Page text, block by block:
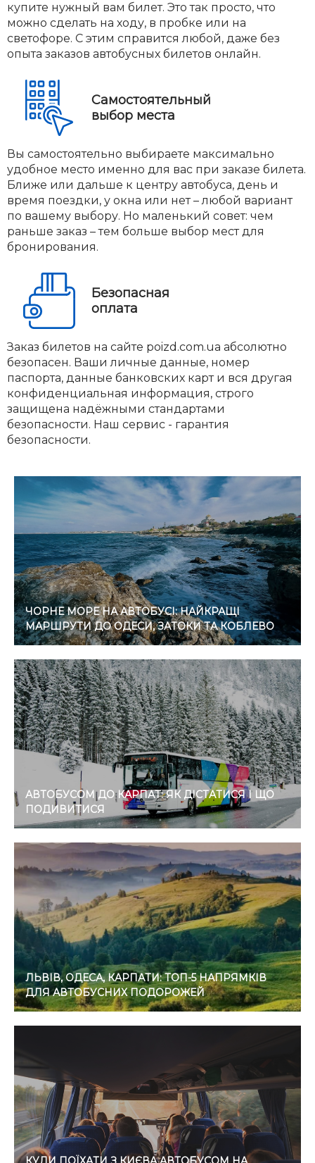
купите нужный вам билет. Это так просто, что
можно сделать на ходу, в пробке или на
светофоре. С этим справится любой, даже без
опыта заказов автобусных билетов онлайн.
Самостоятельный
выбор места
Вы самостоятельно выбираете максимально
удобное место именно для вас при заказе билета.
Ближе или дальше к центру автобуса, день и
время поездки, у окна или нет – любой вариант
по вашему выбору. Но маленький совет: чем
раньше заказ – тем больше выбор мест для
бронирования.
Безопасная
оплата
Заказ билетов на сайте poizd.com.ua абсолютно
безопасен. Ваши личные данные, номер
паспорта, данные банковских карт и вся другая
конфиденциальная информация, строго
защищена надёжными стандартами
безопасности. Наш сервис - гарантия
безопасности.
ЧОРНЕ МОРЕ НА АВТОБУСІ: НАЙКРАЩІ
МАРШРУТИ ДО ОДЕСИ, ЗАТОКИ ТА КОБЛЕВО
АВТОБУСОМ ДО КАРПАТ: ЯК ДІСТАТИСЯ І ЩО
ПОДИВИТИСЯ
ЛЬВІВ, ОДЕСА, КАРПАТИ: ТОП-5 НАПРЯМКІВ
ДЛЯ АВТОБУСНИХ ПОДОРОЖЕЙ